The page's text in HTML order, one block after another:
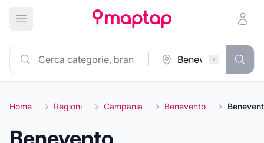
Apri menu principale
Home → Regioni → Campania → Benevento →